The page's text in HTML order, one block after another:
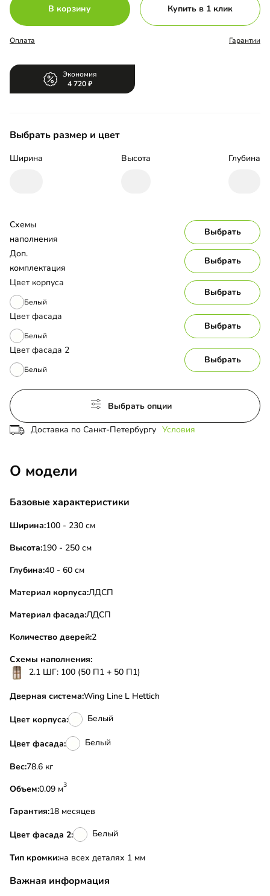
В корзину Купить в 1 клик
Оплата Гарантии
Экономия
4 720
Выбрать размер и цвет
Ширина Высота Глубина
Цвет корпуса
Белый
Выбрать
Цвет фасада
Белый
Выбрать
Цвет фасада 2
Белый
Выбрать
Схемы
наполнения
Выбрать
Доп.
комплектация
Выбрать
Выбрать опции
Доставка по Санкт-Петербургу Условия
О модели
Базовые характеристики
Ширина:100 - 230 см
Высота:190 - 250 см
Глубина:40 - 60 см
Материал корпуса:ЛДСП
Материал фасада:ЛДСП
Количество дверей:2
Схемы наполнения:
2.1 ШГ: 100 (50 П1 + 50 П1)
Дверная система:Wing Line L Hettich
Цвет корпуса: Белый
Цвет фасада: Белый
Вес:
78.6 кг
Объем:
0.09 м3
Гарантия:18 месяцев
Цвет фасада 2: Белый
Тип кромки:на всех деталях 1 мм
Важная информация